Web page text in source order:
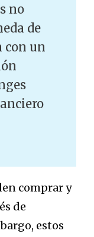
no
de
con un
comprar y
de
estos